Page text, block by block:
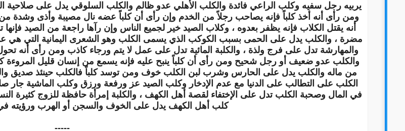
يربيه رجل سفيه وكلب الراعي فائدة والكلب الأهلي عدو ظالم والكلب السلوقي يدل على صلاحية
ومن رأى أنه أخذ كلباً فإنه يصاحب رجلاً من الخدم وإن رأى أن كلباً عضه نال مصيبة وأذى وشدة
أنه يقتل الكلاب فإنه يظفر بعدوه ، وكلاب الصيد خير لجميع الناس وإن رآها راجعة من الصيد
مضرة ، والكلب يدل على الحمى بسبب الكوكب الذي يسمى الكلب وهو الشعرى اليمانية التي هي
والمهارشة تدل على فرج ولذة ، والكلبة المائية تدل على عمل لا يتم ورجاء كاذب ومن رأى أنه
والكلب عدو ضعيف أو رجل شحيح ومن رأى أن كلباً ينبح عليه فإنه يسمع من إنسان قليل المروءة
من ماله والكلب يدل على الحارس وشرب لبن الكلب خوف ومن توسد كلباً فالكلب حينئذ صديق
الكلب على التطالب على الدنيا مع عدم الإدخار وكلب الصيد عز ورفعة ورزق وكلب الماشية جار
في المال وصحبة الكلب تدل على الإختفاء لقصة أهل الكهف ، والكلبة إمرأة حافظة للزوج كثيرة
كلب أهل الكهف يدل على الخوف والسجن أو الهرب ورؤيته في
-----